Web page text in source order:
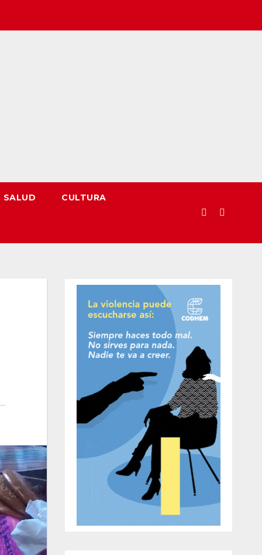
SALUD CULTURA